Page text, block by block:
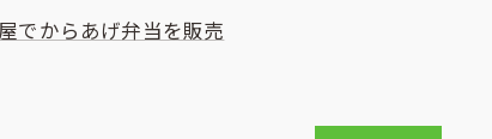
でからあげ弁当を販売